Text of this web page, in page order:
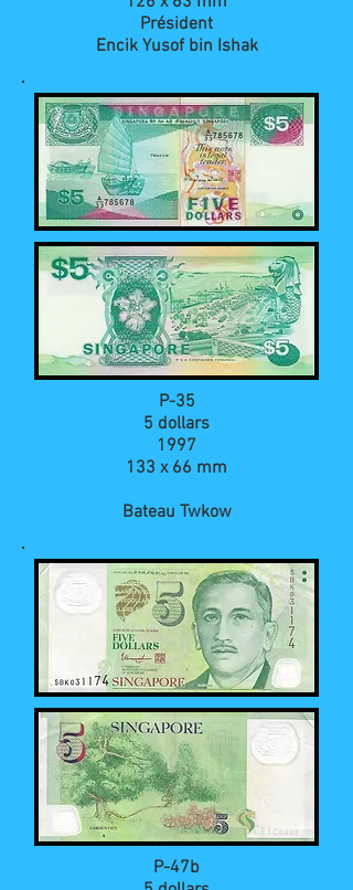
Président
Encik Yusof bin Ishak
P-35
5 dollars
1997
133 x 66 mm
Bateau Twkow
P-47b